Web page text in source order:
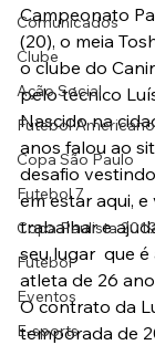
Comunicados
Clube
Ação Social
Futebol Americano
Copa São Paulo
Futebol 7
Copa Paulista
Futebol
Eventos
E-sports
Campeonato
(20), o meia
o clube do
pelo técnico
Nascido na
anos falou ao
desafio
em estar aqui,
trabalhar e
seu lugar  que
atleta de 26
O contrato da
temporada de